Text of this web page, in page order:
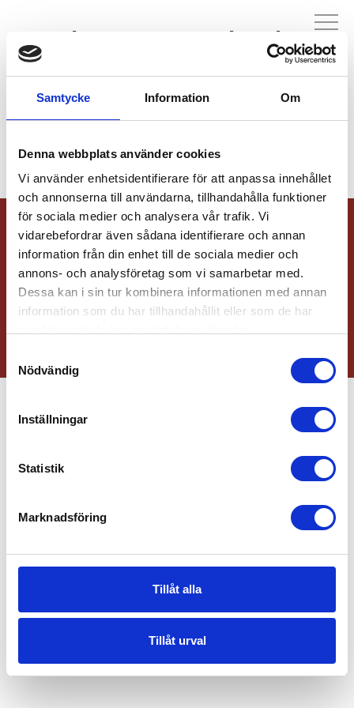
Samtycke Information Om
Denna webbplats använder cookies
Vi använder enhetsidentifierare för att anpassa innehållet
och annonserna till användarna, tillhandahålla funktioner
för sociala medier och analysera vår trafik. Vi
vidarebefordrar även sådana identifierare och annan
information från din enhet till de sociala medier och
annons- och analysföretag som vi samarbetar med.
Dessa kan i sin tur kombinera informationen med annan
information som du har tillhandahållit eller som de har
Nödvändig
Inställningar
Statistik
Marknadsföring
Tillåt alla
Tillåt urval
Yamaha Center Danderyd
KONTAKT
Moped- och Motorcykelbranschen (McRF) är ett branschförbund för
leverantörer av mopeder, motorcyklar och tillbehör.
Kontakt
Dataskyddspolicy
Medlemmar